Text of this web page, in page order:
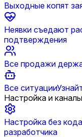
Выходные копят
Неявки съедают
подтверждения
Все продажи
Все ситуации
Настройка и каналы
Настройка без кода
разработчика